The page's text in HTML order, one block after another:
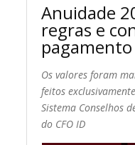
Anuidade
regras e
pagamento
Os valores foram
feitos
Sistema Conselhos
do CFO ID